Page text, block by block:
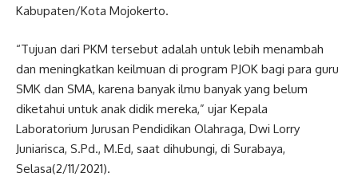
Kabupaten/Kota Mojokerto.
“Tujuan dari PKM tersebut adalah untuk lebih menambah
dan meningkatkan keilmuan di program PJOK bagi para guru
SMK dan SMA, karena banyak ilmu banyak yang belum
diketahui untuk anak didik mereka,” ujar Kepala
Laboratorium Jurusan Pendidikan Olahraga, Dwi Lorry
Juniarisca, S.Pd., M.Ed, saat dihubungi, di Surabaya,
Selasa(2/11/2021).